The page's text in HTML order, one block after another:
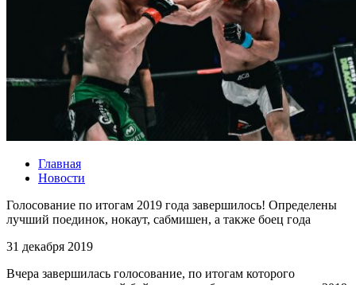
Главная
Новости
Голосование по итогам 2019 года завершилось! Определены
лучший поединок, нокаут, сабмишен, а также боец года
31 декабря 2019
Вчера завершилась голосование, по итогам которого